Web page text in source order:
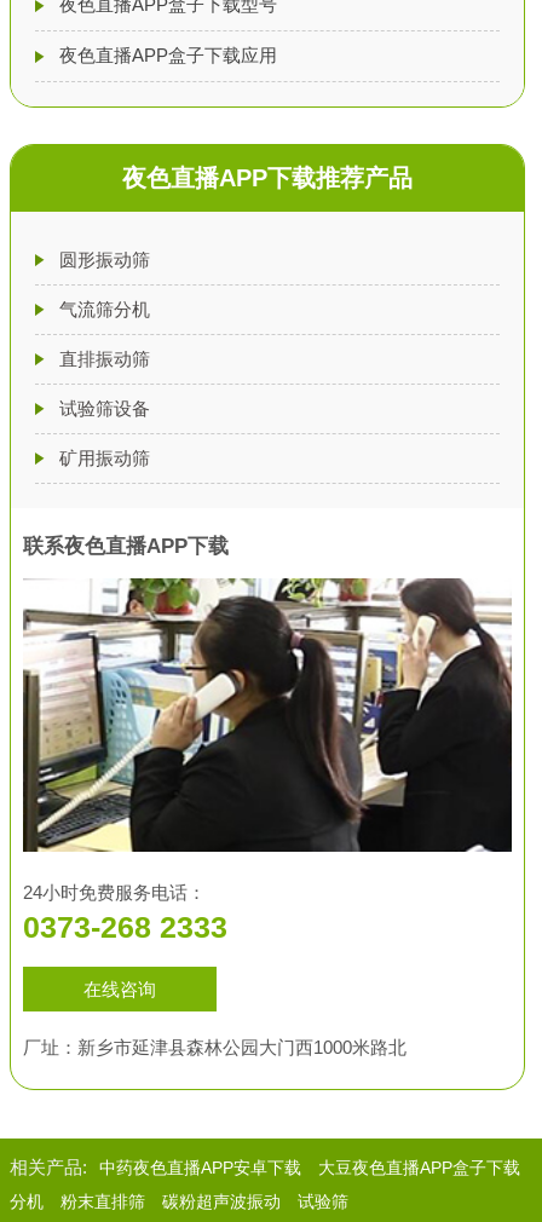
夜色直播APP盒子下载应用
夜色直播APP下载推荐产品
圆形振动筛
气流筛分机
直排振动筛
试验筛设备
矿用振动筛
联系夜色直播APP下载
24小时免费服务电话：
0373-268 2333
在线咨询
厂址：新乡市延津县森林公园大门西1000米路北
相关产品: 中药夜色直播APP安卓下载
大豆夜色直播APP盒子下载
分机
粉末直排筛 碳粉超声波振动 试验筛